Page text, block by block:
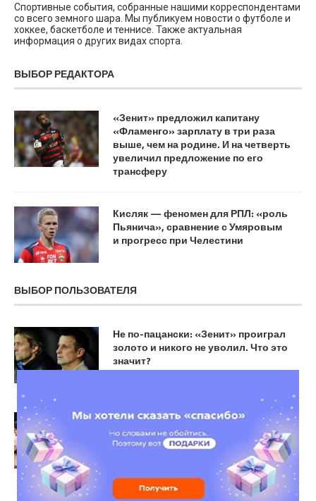
Спортивные события, собранные нашими корреспондентами
со всего земного шара. Мы публикуем новости о футболе и
хоккее, баскетболе и теннисе. Также актуальная
информация о других видах спорта.
ВЫБОР РЕДАКТОРА
«Зенит» предложил капитану
«Фламенго» зарплату в три раза
выше, чем на родине. И на четверть
увеличил предложение по его
трансферу
Кисляк — феномен для РПЛ: «роль
Пьянича», сравнение с Умяровым
и прогресс при Челестини
ВЫБОР ПОЛЬЗОВАТЕЛЯ
Не по-пацански: «Зенит» проиграл
золото и никого не уволил. Что это
значит?
«Мемфис» обыграл «Лос‑Анджелес
Клипперс» в матче НБА, «Бостон»
проиграл «Детройту»